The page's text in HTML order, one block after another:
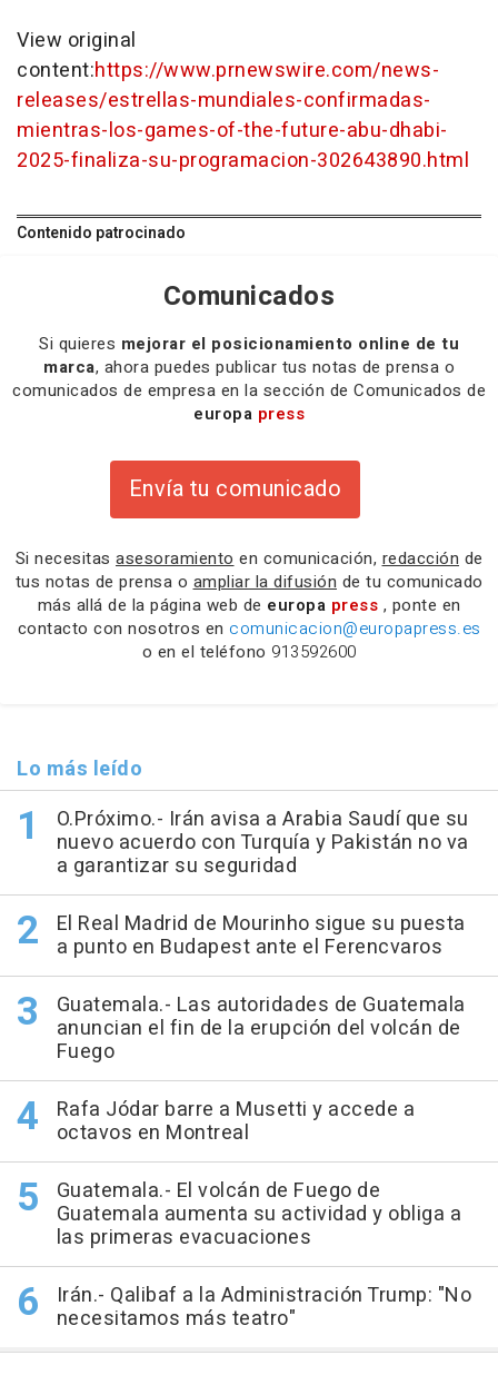
View original
content:https://www.prnewswire.com/news-
releases/estrellas-mundiales-confirmadas-
mientras-los-games-of-the-future-abu-dhabi-
2025-finaliza-su-programacion-302643890.html
Contenido patrocinado
Comunicados
Si quieres mejorar el posicionamiento online de tu
marca, ahora puedes publicar tus notas de prensa o
comunicados de empresa en la sección de Comunicados de
europa press
Envía tu comunicado
Si necesitas asesoramiento en comunicación, redacción de
tus notas de prensa o ampliar la difusión de tu comunicado
más allá de la página web de europa press , ponte en
contacto con nosotros en comunicacion@europapress.es
o en el teléfono 913592600
Lo más leído
O.Próximo.- Irán avisa a Arabia Saudí que su
nuevo acuerdo con Turquía y Pakistán no va
a garantizar su seguridad
El Real Madrid de Mourinho sigue su puesta
a punto en Budapest ante el Ferencvaros
Guatemala.- Las autoridades de Guatemala
anuncian el fin de la erupción del volcán de
Fuego
Rafa Jódar barre a Musetti y accede a
octavos en Montreal
Guatemala.- El volcán de Fuego de
Guatemala aumenta su actividad y obliga a
las primeras evacuaciones
Irán.- Qalibaf a la Administración Trump: "No
necesitamos más teatro"